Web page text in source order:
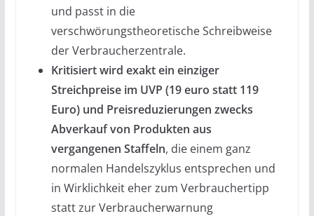
und passt in die
verschwörungstheoretische Schreibweise
der Verbraucherzentrale.
Kritisiert wird exakt ein einziger
Streichpreise im UVP (19 euro statt 119
Euro) und Preisreduzierungen zwecks
Abverkauf von Produkten aus
vergangenen Staffeln, die einem ganz
normalen Handelszyklus entsprechen und
in Wirklichkeit eher zum Verbrauchertipp
statt zur Verbraucherwarnung